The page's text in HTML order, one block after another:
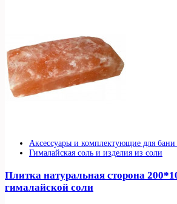
Аксессуары и комплектующие для
Гималайская соль и изделия из соли
Плитка натуральная сторона
гималайской соли